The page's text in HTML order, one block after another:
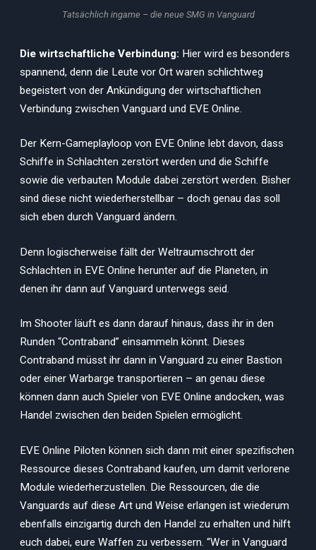
Tatsächlich ingame – die neue SMG in Vanguard
Die wirtschaftliche Verbindung: Hier wird es besonders
spannend, denn die Leute vor Ort waren schlichtweg
begeistert von der Ankündigung der wirtschaftlichen
Verbindung zwischen Vanguard und EVE Online.
Der Kern-Gameplayloop von EVE Online lebt davon, dass
Schiffe in Schlachten zerstört werden und die Schiffe
sowie die verbauten Module dabei zerstört werden. Bisher
sind diese nicht wiederherstellbar – doch genau das soll
sich eben durch Vanguard ändern.
Denn logischerweise fällt der Weltraumschrott der
Schlachten in EVE Online herunter auf die Planeten, in
denen ihr dann auf Vanguard unterwegs seid.
Im Shooter läuft es dann darauf hinaus, dass ihr in den
Runden “Contraband” einsammeln könnt. Dieses
Contraband müsst ihr dann in Vanguard zu einer Bastion
oder einer Warbarge transportieren – an genau diese
können dann auch Spieler von EVE Online andocken, was
Handel zwischen den beiden Spielen ermöglicht.
EVE Online Piloten können sich dann mit einer spezifischen
Ressource dieses Contraband kaufen, um damit verlorene
Module wiederherzustellen. Die Ressourcen, die die
Vanguards auf diese Art und Weise erlangen ist wiederum
ebenfalls einzigartig durch den Handel zu erhalten und hilft
euch dabei, eure Waffen zu verbessern. “Wer in Vanguard